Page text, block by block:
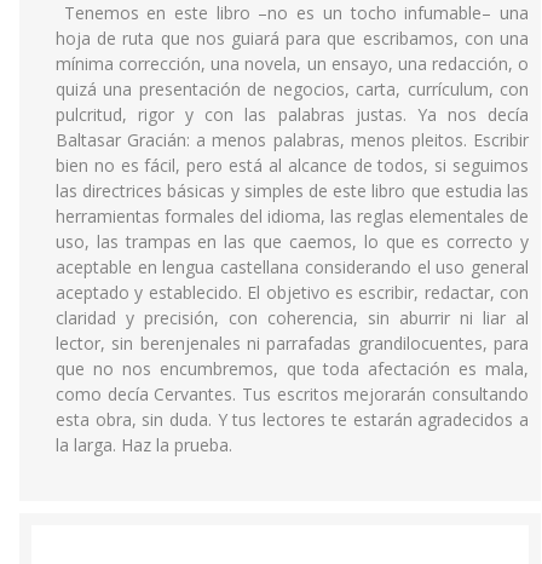
Tenemos en este libro –no es un tocho infumable– una
hoja de ruta que nos guiará para que escribamos, con una
mínima corrección, una novela, un ensayo, una redacción, o
quizá una presentación de negocios, carta, currículum, con
pulcritud, rigor y con las palabras justas. Ya nos decía
Baltasar Gracián: a menos palabras, menos pleitos. Escribir
bien no es fácil, pero está al alcance de todos, si seguimos
las directrices básicas y simples de este libro que estudia las
herramientas formales del idioma, las reglas elementales de
uso, las trampas en las que caemos, lo que es correcto y
aceptable en lengua castellana considerando el uso general
aceptado y establecido. El objetivo es escribir, redactar, con
claridad y precisión, con coherencia, sin aburrir ni liar al
lector, sin berenjenales ni parrafadas grandilocuentes, para
que no nos encumbremos, que toda afectación es mala,
como decía Cervantes. Tus escritos mejorarán consultando
esta obra, sin duda. Y tus lectores te estarán agradecidos a
la larga. Haz la prueba.